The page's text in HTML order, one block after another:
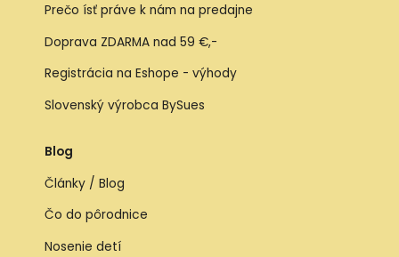
Prečo ísť práve k nám na predajne
Doprava ZDARMA nad 59 €,-
Registrácia na Eshope - výhody
Slovenský výrobca BySues
Blog
Články / Blog
Čo do pôrodnice
Nosenie detí